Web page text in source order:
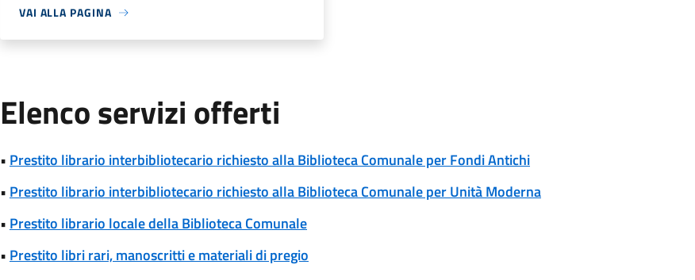
VAI ALLA PAGINA
Elenco servizi offerti
• Prestito librario interbibliotecario richiesto alla Biblioteca Comunale per Fondi Antichi
• Prestito librario interbibliotecario richiesto alla Biblioteca Comunale per Unità Moderna
• Prestito librario locale della Biblioteca Comunale
• Prestito libri rari, manoscritti e materiali di pregio